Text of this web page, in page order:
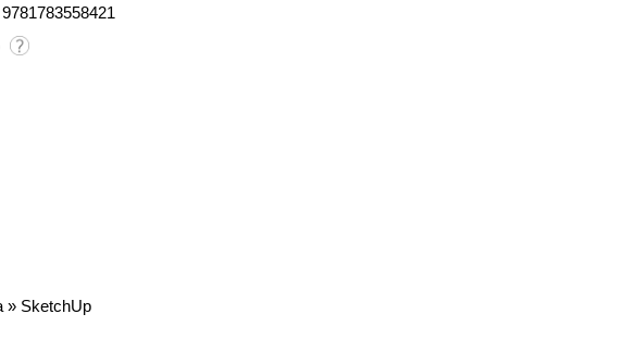
» SketchUp